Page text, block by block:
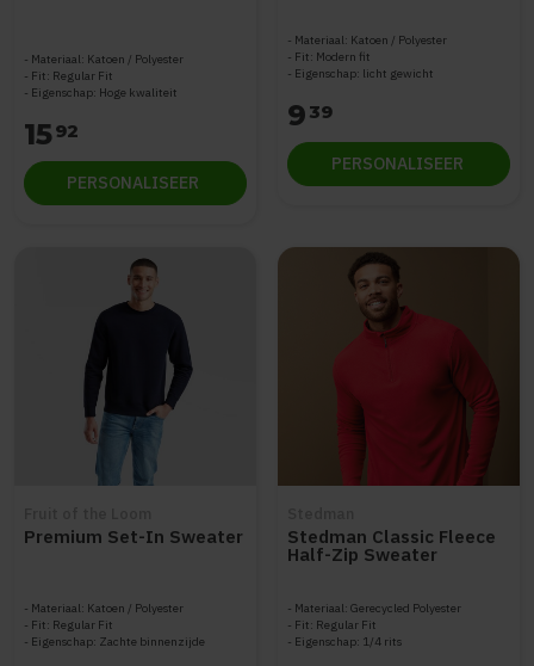
Materiaal: Katoen / Polyester
Fit: Regular Fit
Eigenschap: Hoge kwaliteit
1592
PERSONALISEER
Materiaal: Katoen / Polyester
Fit: Modern fit
Eigenschap: licht gewicht
9 39
PERSONALISEER
Premium Set-In Sweater
Materiaal: Katoen / Polyester
Fit: Regular Fit
Eigenschap: Zachte binnenzijde
Stedman Classic Fleece
Half-Zip Sweater
STE5020
Materiaal: Gerecycled Polyester
Fit: Regular Fit
Eigenschap: 1/4 rits